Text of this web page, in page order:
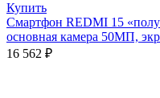
Купить
Смартфон REDMI 15
основная камера 50МП,
16 562 ₽